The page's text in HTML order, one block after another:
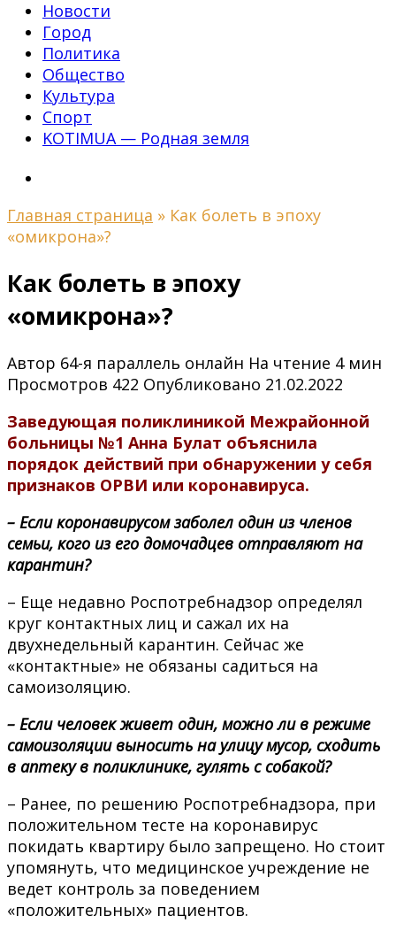
Новости
Город
Политика
Общество
Культура
Спорт
KOTIMUA — Родная земля
Главная страница » Как болеть в эпоху
«омикрона»?
Как болеть в эпоху
«омикрона»?
Автор 64-я параллель онлайн На чтение 4 мин
Просмотров 422 Опубликовано 21.02.2022
Заведующая поликлиникой Межрайонной
больницы №1 Анна Булат объяснила
порядок действий при обнаружении у себя
признаков ОРВИ или коронавируса.
– Если коронавирусом заболел один из членов
семьи, кого из его домочадцев отправляют на
карантин?
– Еще недавно Роспотребнадзор определял
круг контактных лиц и сажал их на
двухнедельный карантин. Сейчас же
«контактные» не обязаны садиться на
самоизоляцию.
– Если человек живет один, можно ли в режиме
самоизоляции выносить на улицу мусор, сходить
в аптеку в поликлинике, гулять с собакой?
– Ранее, по решению Роспотребнадзора, при
положительном тесте на коронавирус
покидать квартиру было запрещено. Но стоит
упомянуть, что медицинское учреждение не
ведет контроль за поведением
«положительных» пациентов.